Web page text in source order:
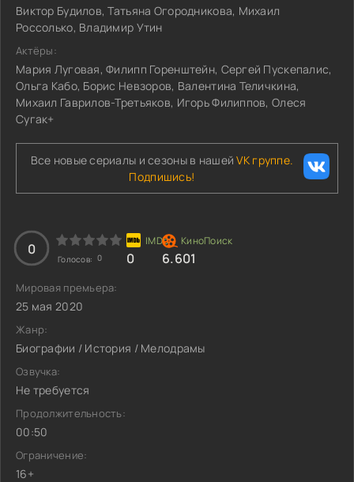
Виктор Будилов, Татьяна Огородникова, Михаил
Россолько, Владимир Утин
Актёры:
Мария Луговая, Филипп Горенштейн, Сергей Пускепалис,
Ольга Кабо, Борис Невзоров, Валентина Теличкина,
Михаил Гаврилов-Третьяков, Игорь Филиппов, Олеся
Сугак+
Все новые сериалы и сезоны в нашейVK группе.
Подпишись!
0
Голосов: 0 0 6.601
Мировая премьера:
25 мая 2020
Жанр:
Биографии / История / Мелодрамы
Озвучка:
Не требуется
Продолжительность:
00:50
Ограничение:
16+